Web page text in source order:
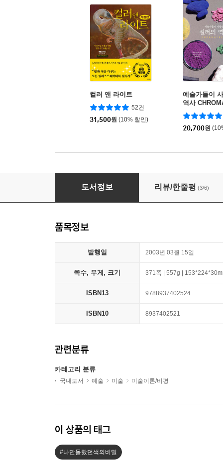
컬러 앤 라이트
52건
31,500원 (10% 할인)
예술가들이
역사
20,700원
도서정보 리뷰/한줄평 (3/6)
품목정보
발행일 2003년 03월 15일
쪽수, 무게, 크기 371쪽 | 557g |
ISBN13 9788937402524
ISBN10 8937402521
관련분류
카테고리 분류
국내도서 예술 미술 미술이론/비평
이 상품의 태그
#나만몰랐던색의비밀